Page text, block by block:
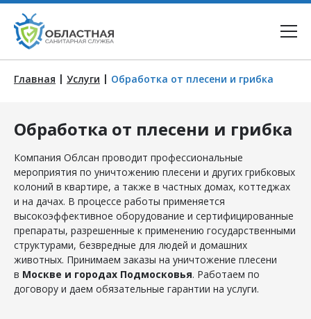
Главная | Услуги | Обработка от плесени и грибка
Обработка от плесени и грибка
Компания Облсан проводит профессиональные
мероприятия по уничтожению плесени и других грибковых
колоний в квартире, а также в частных домах, коттеджах
и на дачах. В процессе работы применяется
высокоэффективное оборудование и сертифицированные
препараты, разрешенные к применению государственными
структурами, безвредные для людей и домашних
животных. Принимаем заказы на уничтожение плесени
в Москве и городах Подмосковья. Работаем по
договору и даем обязательные гарантии на услуги.